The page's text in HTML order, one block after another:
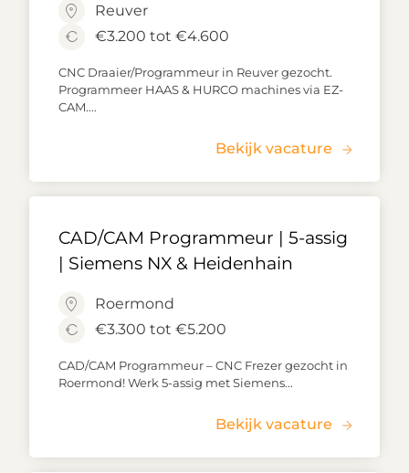
Reuver
€3.200 tot €4.600
CNC Draaier/Programmeur in Reuver gezocht.
Programmeer HAAS & HURCO machines via EZ-
CAM....
Bekijk vacature
CAD/CAM Programmeur | 5-assig
| Siemens NX & Heidenhain
Roermond
€3.300 tot €5.200
CAD/CAM Programmeur – CNC Frezer gezocht in
Roermond! Werk 5-assig met Siemens...
Bekijk vacature